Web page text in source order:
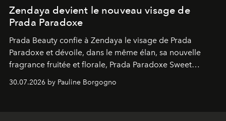
Zendaya devient le nouveau visage de
Prada Paradoxe
Prada Beauty confie à Zendaya le visage de Prada
Paradoxe et dévoile, dans le même élan, sa nouvelle
fragrance fruitée et florale, Prada Paradoxe Sweet
Chemistry Eau de Parfum.
30.07.2026 by Pauline Borgogno